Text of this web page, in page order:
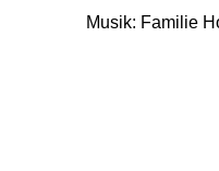
Musik: Familie